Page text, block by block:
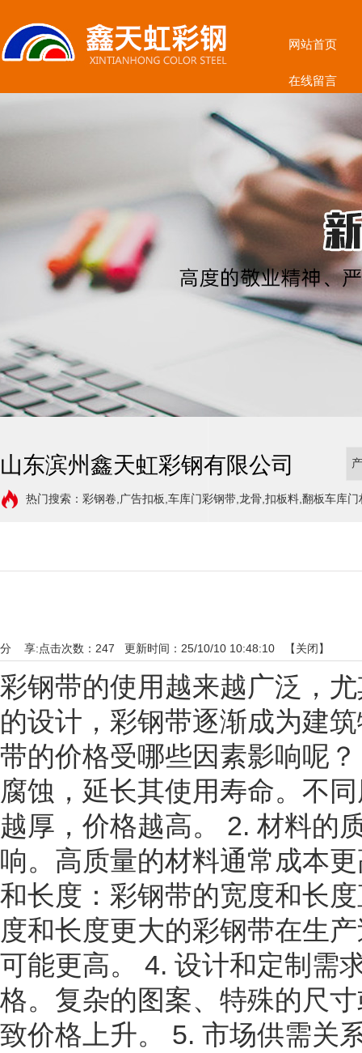
网站首页
在线留言
山东滨州鑫天虹彩钢有限公司
热门搜索：彩钢卷,广告扣板,车库门彩钢带,龙骨,扣板料,翻板车库
点击次数： 247 更新时间：25/10/10 10:48:10 【关闭】
分 享:
彩钢带的使用越来越广泛，
的设计，彩钢带逐渐成为建
带的价格受哪些因素影响呢
腐蚀，延长其使用寿命。不
越厚，价格越高。 2. 材料的
响。高质量的材料通常成本
和长度：彩钢带的宽度和长
度和长度更大的彩钢带在生
可能更高。 4. 设计和定制需
格。复杂的图案、特殊的尺
致价格上升。 5. 市场供需关